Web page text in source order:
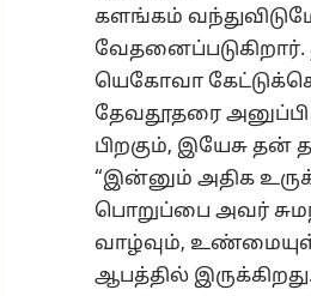
களங்கம்
யெகோவா
தேவதூதரை
பிறகும், இயேசு
“இன்னும் அதிக
பொறுப்பை அவர்
வாழ்வும்,
ஆபத்தில்